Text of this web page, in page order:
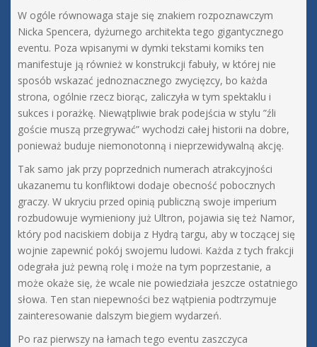
W ogóle równowaga staje się znakiem rozpoznawczym
Nicka Spencera, dyżurnego architekta tego gigantycznego
eventu. Poza wpisanymi w dymki tekstami komiks ten
manifestuje ją również w konstrukcji fabuły, w której nie
sposób wskazać jednoznacznego zwycięzcy, bo każda
strona, ogólnie rzecz biorąc, zaliczyła w tym spektaklu i
sukces i porażkę. Niewątpliwie brak podejścia w stylu ”źli
goście muszą przegrywać” wychodzi całej historii na dobre,
ponieważ buduje niemonotonną i nieprzewidywalną akcję.
Tak samo jak przy poprzednich numerach atrakcyjności
ukazanemu tu konfliktowi dodaje obecność pobocznych
graczy. W ukryciu przed opinią publiczną swoje imperium
rozbudowuje wymieniony już Ultron, pojawia się też Namor,
który pod naciskiem dobija z Hydrą targu, aby w toczącej się
wojnie zapewnić pokój swojemu ludowi. Każda z tych frakcji
odegrała już pewną rolę i może na tym poprzestanie, a
może okaże się, że wcale nie powiedziała jeszcze ostatniego
słowa. Ten stan niepewności bez wątpienia podtrzymuje
zainteresowanie dalszym biegiem wydarzeń.
Po raz pierwszy na łamach tego eventu zaszczyca